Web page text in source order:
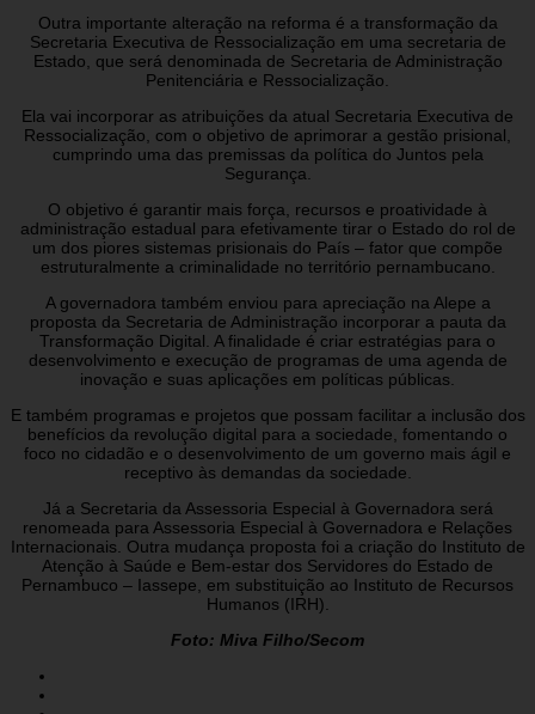
Outra importante alteração na reforma é a transformação da
Secretaria Executiva de Ressocialização em uma secretaria de
Estado, que será denominada de Secretaria de Administração
Penitenciária e Ressocialização.
Ela vai incorporar as atribuições da atual Secretaria Executiva de
Ressocialização, com o objetivo de aprimorar a gestão prisional,
cumprindo uma das premissas da política do Juntos pela
Segurança.
O objetivo é garantir mais força, recursos e proatividade à
administração estadual para efetivamente tirar o Estado do rol de
um dos piores sistemas prisionais do País – fator que compõe
estruturalmente a criminalidade no território pernambucano.
A governadora também enviou para apreciação na Alepe a
proposta da Secretaria de Administração incorporar a pauta da
Transformação Digital. A finalidade é criar estratégias para o
desenvolvimento e execução de programas de uma agenda de
inovação e suas aplicações em políticas públicas.
E também programas e projetos que possam facilitar a inclusão dos
benefícios da revolução digital para a sociedade, fomentando o
foco no cidadão e o desenvolvimento de um governo mais ágil e
receptivo às demandas da sociedade.
Já a Secretaria da Assessoria Especial à Governadora será
renomeada para Assessoria Especial à Governadora e Relações
Internacionais. Outra mudança proposta foi a criação do Instituto de
Atenção à Saúde e Bem-estar dos Servidores do Estado de
Pernambuco – Iassepe, em substituição ao Instituto de Recursos
Humanos (IRH).
Foto: Miva Filho/Secom